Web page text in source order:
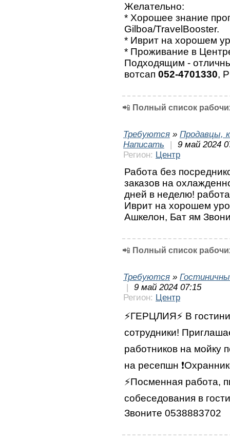
Желательно:
* Хорошее знание
Gilboa/TravelBooster.
* Иврит на хорошем
* Проживание в
Подходящим -
вотсап 052-4701330,
📲 Полный список
Требуются » Продавцы,
Написать
|
9 май 2024
Регион: Центр
Работа без
заказов на
дней в неделю!
Иврит на хорошем
Ашкелон, Бат ям
📲 Полный список
Требуются »
|
9 май 2024 07:15
Регион: Центр
⚡️ГЕРЦЛИЯ⚡️ В
сотрудники!
работников на мойку
на ресепшн
⚡️Посменная работа,
собеседования в
Звоните 0538883702